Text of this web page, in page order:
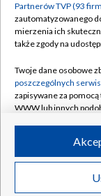
Centrum
Naziemna
Rada
System NOS
Informacje o
Program dla
Ogłoszenie
©2026
Partnerów TVP (93
zautomatyzowanego
mierzenia ich
także zgody na
Twoje dane osobowe
poszczególnych
zapisywane za
WWW lub innych
ruchu w Internecie.
Twoje dane osobowe
poszczególnych